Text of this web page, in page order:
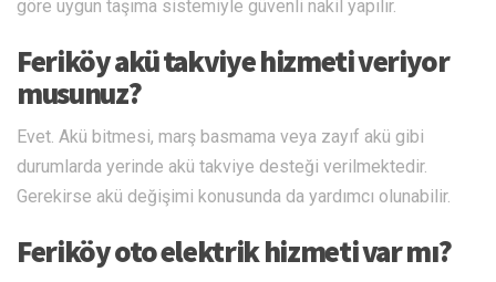
göre uygun taşıma sistemiyle güvenli nakil yapılır.
Feriköy akü takviye hizmeti veriyor
musunuz?
Evet. Akü bitmesi, marş basmama veya zayıf akü gibi
durumlarda yerinde akü takviye desteği verilmektedir.
Gerekirse akü değişimi konusunda da yardımcı olunabilir.
Feriköy oto elektrik hizmeti var mı?